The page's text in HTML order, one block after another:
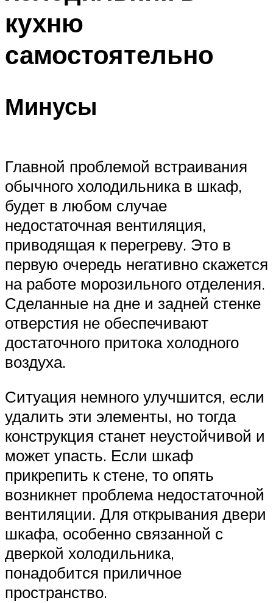
кухню
самостоятельно
Минусы
Главной проблемой встраивания
обычного холодильника в шкаф,
будет в любом случае
недостаточная вентиляция,
приводящая к перегреву. Это в
первую очередь негативно скажется
на работе морозильного отделения.
Сделанные на дне и задней стенке
отверстия не обеспечивают
достаточного притока холодного
воздуха.
Ситуация немного улучшится, если
удалить эти элементы, но тогда
конструкция станет неустойчивой и
может упасть. Если шкаф
прикрепить к стене, то опять
возникнет проблема недостаточной
вентиляции. Для открывания двери
шкафа, особенно связанной с
дверкой холодильника,
понадобится приличное
пространство.